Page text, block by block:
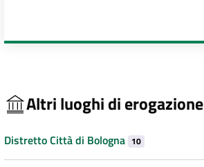
Altri luoghi di erogazione
Distretto Città di Bologna 10